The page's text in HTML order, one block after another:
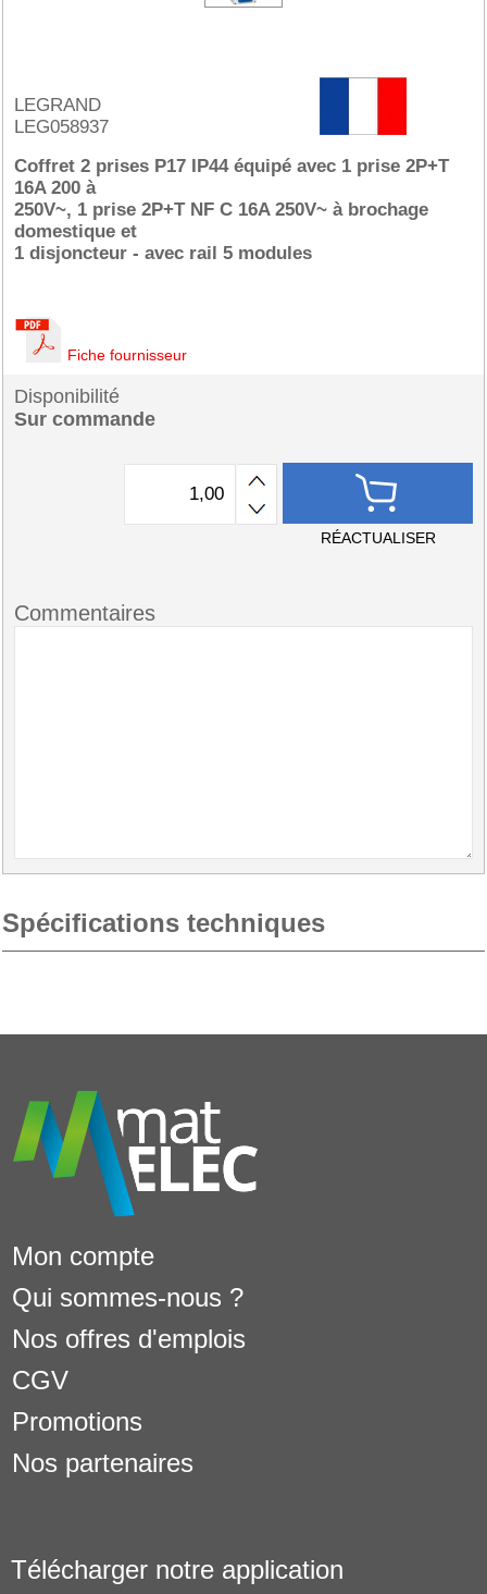
LEGRAND
LEG058937
Coffret 2 prises P17 IP44 équipé avec 1 prise 2P+T
16A 200 à
250V~, 1 prise 2P+T NF C 16A 250V~ à brochage
domestique et
1 disjoncteur - avec rail 5 modules
Fiche fournisseur
Disponibilité
Sur commande
RÉACTUALISER
Commentaires
Spécifications techniques
Mon compte
Qui sommes-nous ?
Nos offres d'emplois
CGV
Promotions
Nos partenaires
Télécharger notre application